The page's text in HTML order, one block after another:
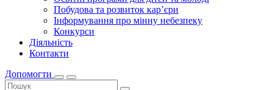
Побудова та розвиток кар’єри
Інформування про мінну небезпеку
Конкурси
Діяльність
Контакти
Допомогти